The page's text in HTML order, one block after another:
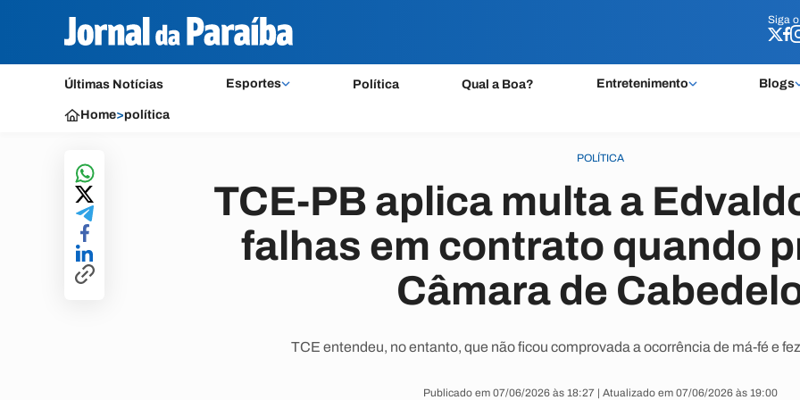
Siga o
Últimas Notícias Esportes Política Qual a Boa? Entretenimento Blogs
Siga o
Home>política
POLÍTICA
TCE-PB aplica multa a
falhas em contrato quando
Câmara de
TCE entendeu, no entanto, que não ficou comprovada a ocorrência de má-fé e
Publicado em 07/06/2026 às 18:27 | Atualizado em 07/06/2026 às 19:00